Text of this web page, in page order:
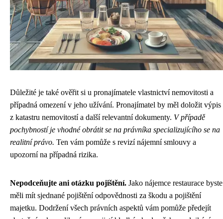
Důležité je také ověřit si u pronajímatele vlastnictví nemovitosti a
případná omezení v jeho užívání. Pronajímatel by měl doložit výpis
z katastru nemovitostí a další relevantní dokumenty. V případě
pochybností je vhodné obrátit se na právníka specializujícího se na
realitní právo. Ten vám pomůže s revizí nájemní smlouvy a
upozorní na případná rizika.
Nepodceňujte ani otázku pojištění. Jako nájemce restaurace byste
měli mít sjednané pojištění odpovědnosti za škodu a pojištění
majetku. Dodržení všech právních aspektů vám pomůže předejít